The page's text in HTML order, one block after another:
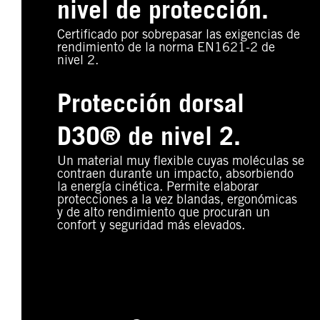
nivel de protección.
Certificado por sobrepasar las exigencias de
rendimiento de la norma EN1621-2 de
nivel 2.
Protección dorsal
D3O® de nivel 2.
Un material muy flexible cuyas moléculas se
contraen durante un impacto, absorbiendo
la energía cinética. Permite elaborar
protecciones a la vez blandas, ergonómicas
y de alto rendimiento que procuran un
confort y seguridad más elevados.